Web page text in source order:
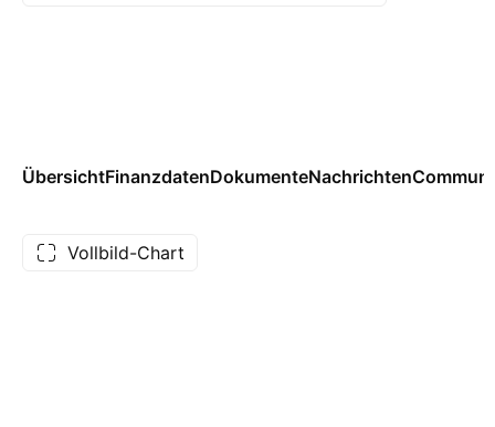
ÜbersichtFinanzdatenDokumenteNachrichten
Vollbild-Chart